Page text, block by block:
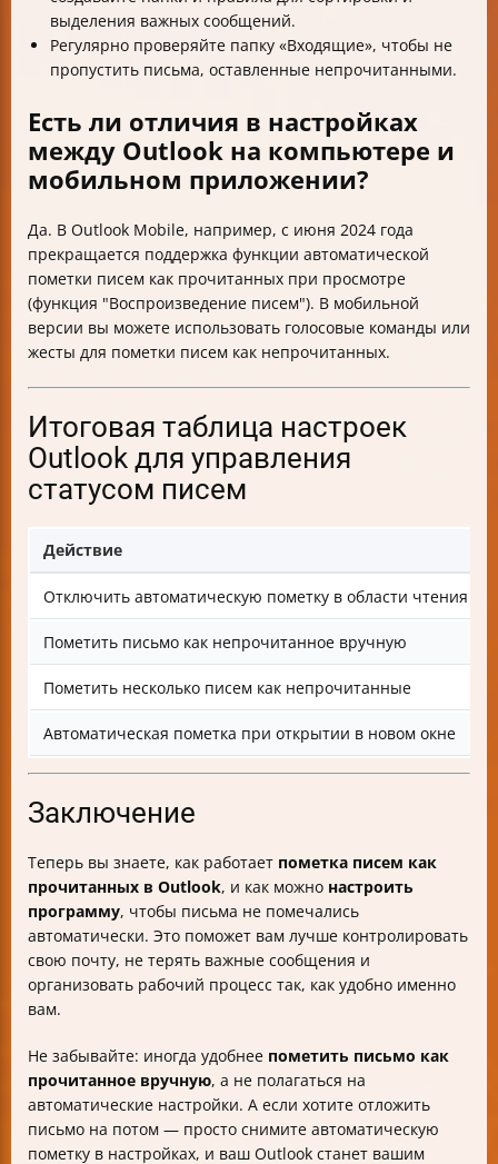
выделения важных сообщений.
Регулярно проверяйте папку «Входящие», чтобы не
пропустить письма, оставленные непрочитанными.
Есть ли отличия в настройках
между Outlook на компьютере и
мобильном приложении?
Да. В Outlook Mobile, например, с июня 2024 года
прекращается поддержка функции автоматической
пометки писем как прочитанных при просмотре
(функция "Воспроизведение писем"). В мобильной
версии вы можете использовать голосовые команды или
жесты для пометки писем как непрочитанных.
Итоговая таблица настроек
Outlook для управления
статусом писем
Действие
Отключить автоматическую пометку в области чтения
Пометить письмо как непрочитанное вручную
Пометить несколько писем как непрочитанные
Автоматическая пометка при открытии в новом окне
Заключение
Теперь вы знаете, как работает пометка писем как
прочитанных в Outlook, и как можно настроить
программу, чтобы письма не помечались
автоматически. Это поможет вам лучше контролировать
свою почту, не терять важные сообщения и
организовать рабочий процесс так, как удобно именно
вам.
Не забывайте: иногда удобнее пометить письмо как
прочитанное вручную, а не полагаться на
автоматические настройки. А если хотите отложить
письмо на потом — просто снимите автоматическую
пометку в настройках, и ваш Outlook станет вашим